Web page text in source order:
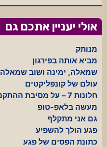
אולי יעניין אתכם גם
מנותק
מביא אותה בפירגון
שמאלה, ימינה ושוב שמאלה
עולם של קונפליקטים
חלונות 7 – על מסיבת ההתקנה ולמה לא התקנתי
מעשה בלאפ-טופ
גם אני מתקלף
פגע הולך להשפיע
כתונת הפסים של פגע